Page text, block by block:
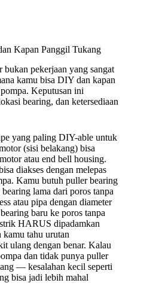
Kapan Panggil Tukang
bukan pekerjaan yang sangat
kamu bisa DIY dan kapan
Keputusan ini
bearing, dan ketersediaan
yang paling DIY-able untuk
(sisi belakang) bisa
atau end bell housing.
diakses dengan melepas
Kamu butuh puller bearing
lama dari poros tanpa
atau pipa dengan diameter
baru ke poros tanpa
HARUS dipadamkan
kamu tahu urutan
ulang dengan benar. Kalau
dan tidak punya puller
— kesalahan kecil seperti
bisa jadi lebih mahal